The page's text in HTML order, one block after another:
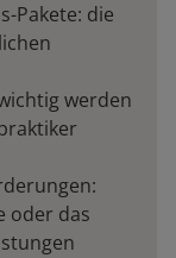
Pakete: die
werden
oder das